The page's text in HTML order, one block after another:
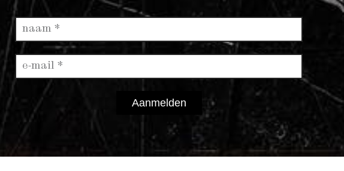
Aanmelden